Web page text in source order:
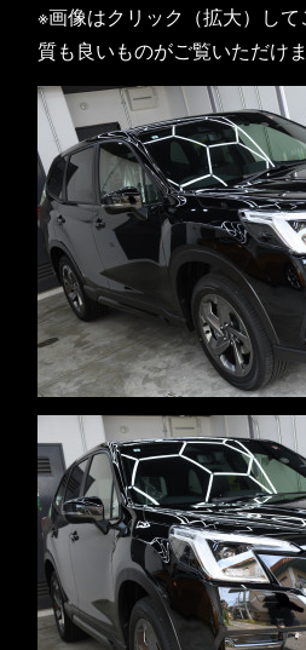
※画像はクリック（拡大）し
質も良いものがご覧いただけま